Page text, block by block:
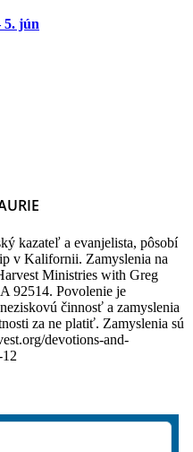
5. jún
kazateľ a evanjelista, pôsobí
v Kalifornii. Zamyslenia na
Ministries with Greg
92514. Povolenie je
činnosť a zamyslenia
za ne platiť. Zamyslenia sú
devotions-and-